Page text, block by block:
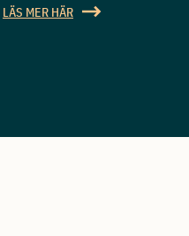
LÄS MER HÄR